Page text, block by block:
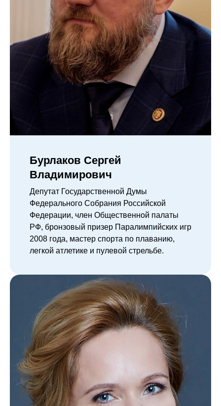
Бурлаков Сергей
Владимирович
Депутат Государственной Думы
Федерального Собрания Российской
Федерации, член Общественной палаты
РФ, бронзовый призер Паралимпийских игр
2008 года, мастер спорта по плаванию,
легкой атлетике и пулевой стрельбе.